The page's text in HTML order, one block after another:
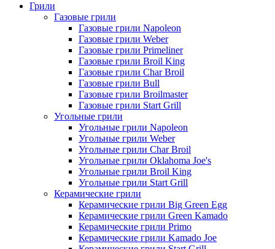
Грили
Газовые грили
Газовые грили Napoleon
Газовые грили Weber
Газовые грили Primeliner
Газовые грили Broil King
Газовые грили Char Broil
Газовые грили Bull
Газовые грили Broilmaster
Газовые грили Start Grill
Угольные грили
Угольные грили Napoleon
Угольные грили Weber
Угольные грили Char Broil
Угольные грили Oklahoma Joe's
Угольные грили Broil King
Угольные грили Start Grill
Керамические грили
Керамические грили Big Green Egg
Керамические грили Green Kamado
Керамические грили Primo
Керамические грили Kamado Joe